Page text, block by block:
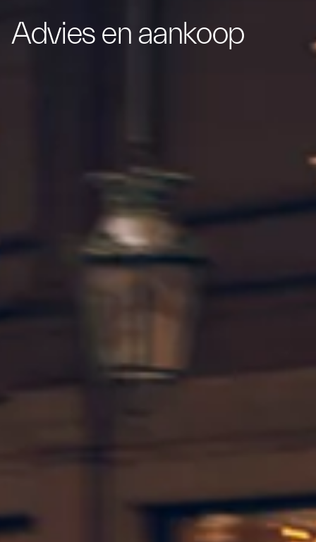
Advies en aankoop